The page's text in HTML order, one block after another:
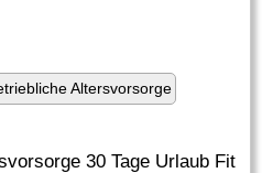
Altersvorsorge
30 Tage Urlaub Fit